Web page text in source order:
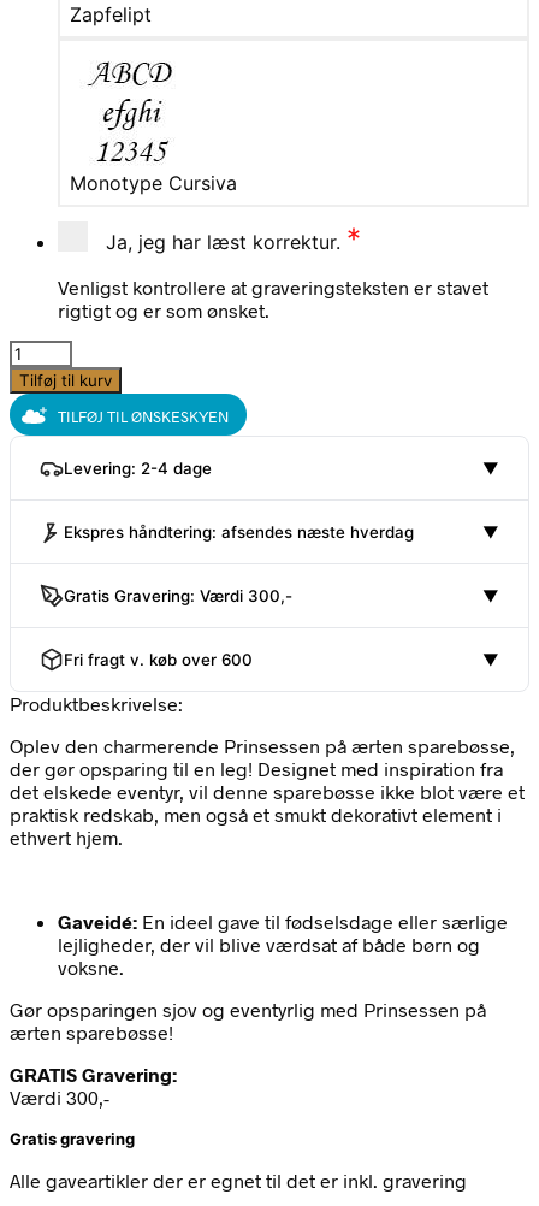
Zapfelipt
Monotype Cursiva
Ja, jeg har læst korrektur. *
Venligst kontrollere at graveringsteksten er stavet
rigtigt og er som ønsket.
Prinsessen
på
ærten
Sparebøsse,
Kids
Friis
antal
Tilføj til kurv
TILFØJ TIL ØNSKESKYEN
Levering: 2-4 dage ▼
Ekspres håndtering: afsendes næste hverdag ▼
Gratis Gravering: Værdi 300,- ▼
Fri fragt v. køb over 600 ▼
Produktbeskrivelse:
Oplev den charmerende Prinsessen på ærten sparebøsse,
der gør opsparing til en leg! Designet med inspiration fra
det elskede eventyr, vil denne sparebøsse ikke blot være et
praktisk redskab, men også et smukt dekorativt element i
ethvert hjem.
Gaveidé: En ideel gave til fødselsdage eller særlige
lejligheder, der vil blive værdsat af både børn og
voksne.
Gør opsparingen sjov og eventyrlig med Prinsessen på
ærten sparebøsse!
GRATIS Gravering:
Værdi 300,-
Gratis gravering
Alle gaveartikler der er egnet til det er inkl. gravering